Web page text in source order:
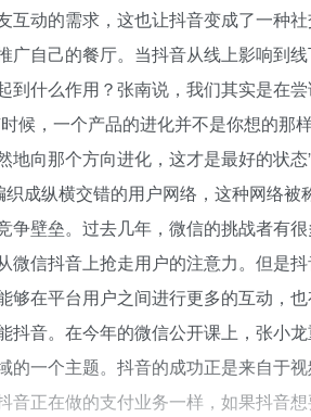
动的需求，这也让抖音变成了一种
自己的餐厅。当抖音从线上影响到
什么作用？张南说，我们其实是在
候，一个产品的进化并不是你想的那
向那个方向进化，这才是最好的状态
成纵横交错的用户网络，这种网络被
壁垒。过去几年，微信的挑战者有
信抖音上抢走用户的注意力。但是
在平台用户之间进行更多的互动，
音。在今年的微信公开课上，张小
一个主题。抖音的成功正是来自于
正在做的支付业务一样，如果抖音